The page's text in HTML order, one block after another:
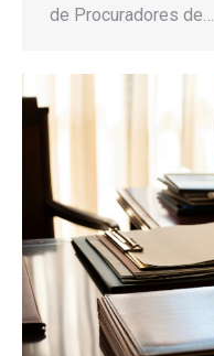
de Procuradores de…